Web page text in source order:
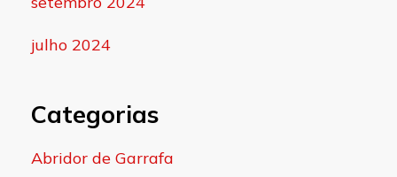
julho 2024
Categorias
Abridor de Garrafa